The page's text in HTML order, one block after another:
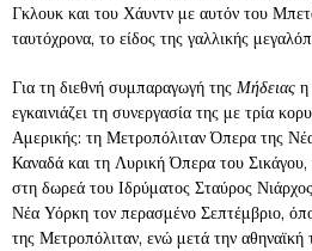
Γκλουκ και του Χάυντν με αυτόν του
ταυτόχρονα, το είδος της γαλλικής
Για τη διεθνή συμπαραγωγή της Μήδειας η
εγκαινιάζει τη συνεργασία της με τρία
Αμερικής: τη Μετροπόλιταν Όπερα της
Καναδά και τη Λυρική Όπερα του
στη δωρεά του Ιδρύματος Σταύρος
Νέα Υόρκη τον περασμένο Σεπτέμβριο,
της Μετροπόλιταν, ενώ μετά την αθηναϊκή